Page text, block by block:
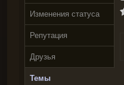
Изменения статуса
Репутация
Друзья
Темы